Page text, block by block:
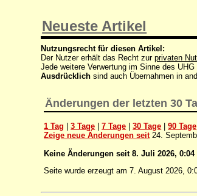
Neueste Artikel
Nutzungsrecht für diesen Artikel:
Der Nutzer erhält das Recht zurprivaten
Jede weitere Verwertung im Sinne des
Ausdrücklich sind auch Übernahmen in
Änderungen der letzten 30
1 Tag |3 Tage |7 Tage |30 Tage |90 Tage
Zeige neue Änderungen seit24.
Keine Änderungen seit 8. Juli 2026, 0:04
Seite wurde erzeugt am 7. August 2026,